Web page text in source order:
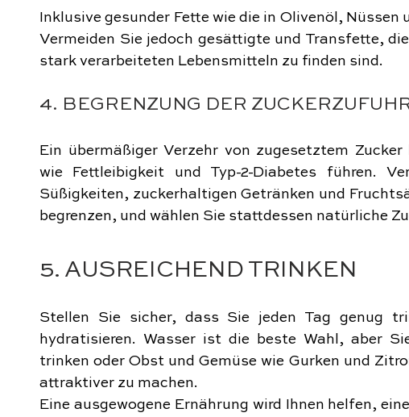
Inklusive gesunder Fette wie die in Olivenöl, Nüssen
Vermeiden Sie jedoch gesättigte und Transfette,
stark verarbeiteten Lebensmitteln zu finden sind.
4. BEGRENZUNG DER
Ein übermäßiger Verzehr von zugesetztem
wie Fettleibigkeit und Typ-2-Diabetes führen.
Süßigkeiten, zuckerhaltigen Getränken und
begrenzen, und wählen Sie stattdessen natürliche
5. AUSREICHEND TRINKEN
Stellen Sie sicher, dass Sie jeden Tag genug
hydratisieren. Wasser ist die beste Wahl, aber
trinken oder Obst und Gemüse wie Gurken und
attraktiver zu machen.
Eine ausgewogene Ernährung wird Ihnen helfen,